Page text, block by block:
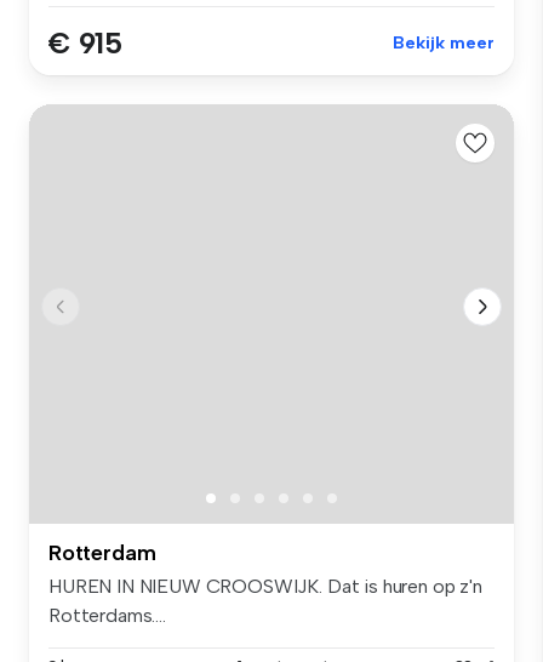
€ 915 Bekijk meer
Rotterdam
HUREN IN NIEUW CROOSWIJK. Dat is huren op z'n
Rotterdams....